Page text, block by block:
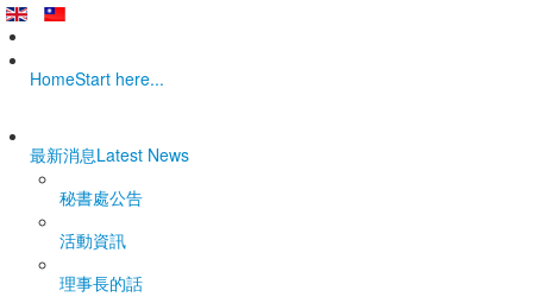
HomeStart here...
最新消息Latest News
秘書處公告
活動資訊
理事長的話